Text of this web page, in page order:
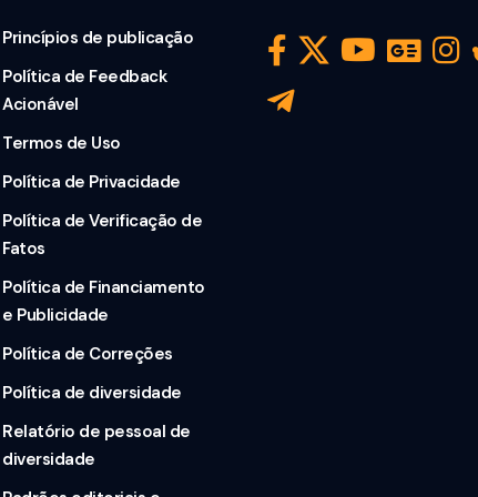
Princípios de publicação
Política de Feedback
Acionável
Termos de Uso
Política de Privacidade
Política de Verificação de
Fatos
Política de Financiamento
e Publicidade
Política de Correções
Política de diversidade
Relatório de pessoal de
diversidade